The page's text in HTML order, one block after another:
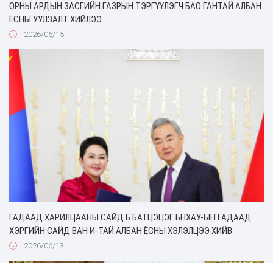
ОРНЫ АРДЫН ЗАСГИЙН ГАЗРЫН ТЭРГҮҮЛЭГЧ БАО ГАНТАЙ АЛБАН
ЁСНЫ УУЛЗАЛТ ХИЙЛЭЭ
2026/06/15
ГАДААД ХАРИЛЦААНЫ САЙД Б.БАТЦЭЦЭГ БНХАУ-ЫН ГАДААД
ХЭРГИЙН САЙД ВАН И-ТАЙ АЛБАН ЁСНЫ ХЭЛЭЛЦЭЭ ХИЙВ
2026/06/13